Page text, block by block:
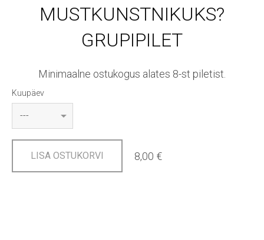
MUSTKUNSTNIKUKS?
GRUPIPILET
Minimaalne ostukogus alates 8-st piletist.
Kuupäev
LISA OSTUKORVI 8,00 €